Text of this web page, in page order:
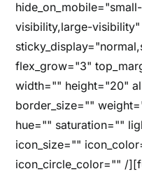
visibility,large-visibility"
flex_grow="3"
width="" height="20"
border_size=""
hue="" saturation=""
icon_size=""
icon_circle_color="" /